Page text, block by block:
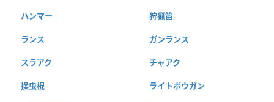
ハンマー 狩猟笛
ランス ガンランス
スラアク チャアク
操虫棍 ライトボウガン